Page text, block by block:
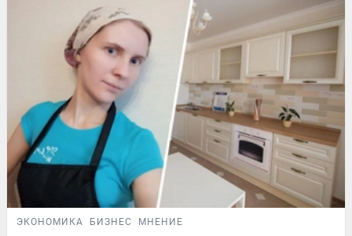
ЭКОНОМИКА БИЗНЕС МНЕНИЕ